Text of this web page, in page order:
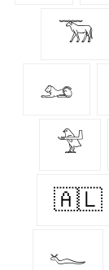
𓃞
𓃭
𓅴
🇦🇱
𓆑